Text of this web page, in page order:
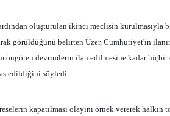
oluşturulan ikinci meclisin kurulmasıyla
görüldüğünü belirten Üzer, Cumhuriyet'in
öngören devrimlerin ilan edilmesine kadar hiçbir
edildiğini söyledi.
kapatılması olayını örnek vererek